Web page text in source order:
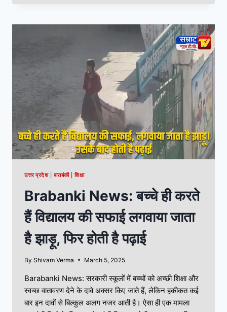
उत्तर प्रदेश|बाराबंकी|शिक्षा
Brabanki News: बच्चे ही करते
हैं विद्यालय की सफाई लगवाया जाता
है झाड़ू, फिर होती है पढ़ाई
By Shivam Verma March 5, 2025
Barabanki News: सरकारी स्कूलों में बच्चों को अच्छी शिक्षा और
स्वच्छ वातावरण देने के दावे अक्सर किए जाते हैं, लेकिन हकीकत कई
बार इन दावों से बिल्कुल अलग नजर आती है। ऐसा ही एक मामला